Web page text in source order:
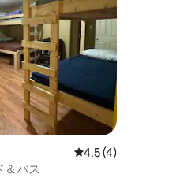
平均評価
レビュー4件、5つ
4.5 (4)
＆バス